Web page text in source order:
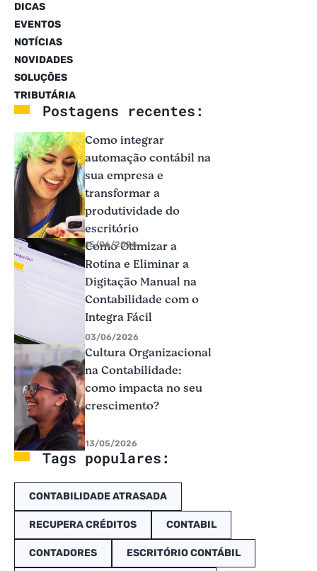
DICAS
EVENTOS
NOTÍCIAS
NOVIDADES
SOLUÇÕES
TRIBUTÁRIA
Postagens recentes:
Como integrar
automação contábil na
sua empresa e
transformar a
produtividade do
escritório
15/06/2026
Como Otimizar a
Rotina e Eliminar a
Digitação Manual na
Contabilidade com o
Integra Fácil
03/06/2026
Cultura Organizacional
na Contabilidade:
como impacta no seu
crescimento?
13/05/2026
Tags populares:
CONTABILIDADE ATRASADA
RECUPERA CRÉDITOS CONTABIL
CONTADORES ESCRITÓRIO CONTÁBIL